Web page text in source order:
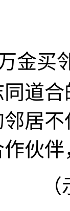
金买
道
居
伙